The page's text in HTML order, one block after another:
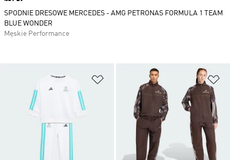
Dodaj do listy życzeń
SPODNIE DRESOWE MERCEDES - AMG PETRONAS FORMULA 1 TEAM
BLUE WONDER
Męskie Performance